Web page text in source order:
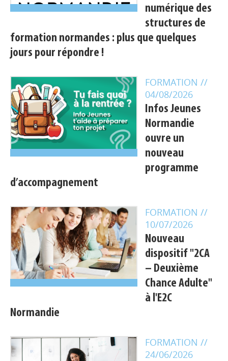
numérique des
structures de
formation normandes : plus que quelques
jours pour répondre !
FORMATION //
04/08/2026
Infos Jeunes
Normandie
ouvre un
nouveau
programme
d’accompagnement
FORMATION //
10/07/2026
Nouveau
dispositif "2CA
– Deuxième
Chance Adulte"
à l'E2C
Normandie
FORMATION //
24/06/2026